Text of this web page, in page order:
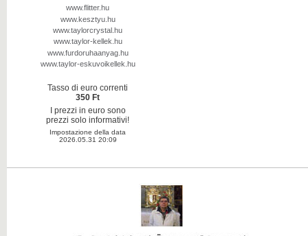
www.flitter.hu
www.kesztyu.hu
www.taylorcrystal.hu
www.taylor-kellek.hu
www.furdoruhaanyag.hu
www.taylor-eskuvoikellek.hu
Tasso di euro correnti
350 Ft
I prezzi in euro sono
prezzi solo informativi!
Impostazione della data
2026.05.31 20:09